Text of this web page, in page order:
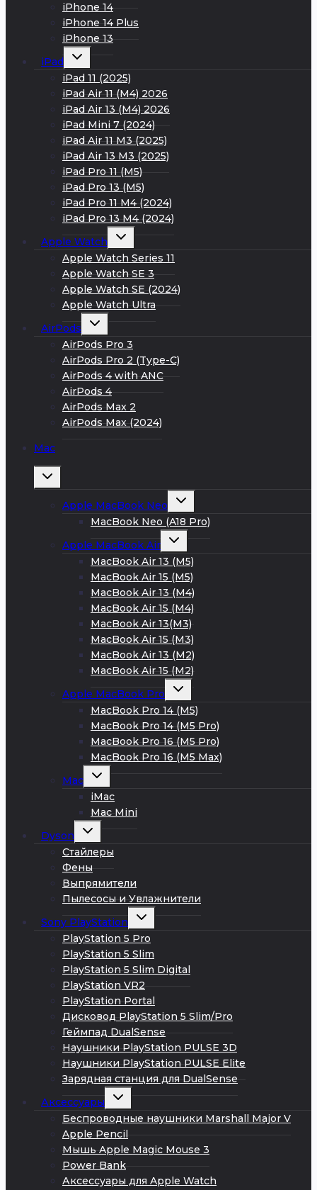
iPhone 14
iPhone 14 Plus
iPhone 13
iPad
Развернуть
меню
iPad 11 (2025)
iPad Air 11 (M4) 2026
iPad Air 13 (M4) 2026
iPad Mini 7 (2024)
iPad Air 11 M3 (2025)
iPad Air 13 M3 (2025)
iPad Pro 11 (M5)
iPad Pro 13 (M5)
iPad Pro 11 M4 (2024)
iPad Pro 13 M4 (2024)
Apple Watch
Развернуть
меню
Apple Watch Series 11
Apple Watch SE 3
Apple Watch SE (2024)
Apple Watch Ultra
AirPods
Развернуть
меню
AirPods Pro 3
AirPods Pro 2 (Type-C)
AirPods 4 with ANC
AirPods 4
AirPods Max 2
AirPods Max (2024)
Mac
Развернуть
Apple MacBook Neo
Развернуть
меню
MacBook Neo (A18 Pro)
Apple MacBook Air
Развернуть
меню
MacBook Air 13 (M5)
MacBook Air 15 (M5)
MacBook Air 13 (M4)
MacBook Air 15 (M4)
MacBook Air 13(M3)
MacBook Air 15 (M3)
MacBook Air 13 (M2)
MacBook Air 15 (M2)
Apple MacBook Pro
Развернуть
меню
MacBook Pro 14 (M5)
MacBook Pro 14 (M5 Pro)
MacBook Pro 16 (M5 Pro)
MacBook Pro 16 (M5 Max)
Mac
Развернуть
меню
iMac
Mac Mini
Dyson
Развернуть
меню
Стайлеры
Фены
Выпрямители
Пылесосы и Увлажнители
Sony PlayStation
Развернуть
меню
PlayStation 5 Pro
PlayStation 5 Slim
PlayStation 5 Slim Digital
PlayStation VR2
PlayStation Portal
Дисковод PlayStation 5 Slim/Pro
Геймпад DualSense
Наушники PlayStation PULSE 3D
Наушники PlayStation PULSE Elite
Зарядная станция для DualSense
Аксессуары
Развернуть
меню
Беспроводные наушники Marshall Major V
Apple Pencil
Мышь Apple Magic Mouse 3
Power Bank
Аксессуары для Apple Watch